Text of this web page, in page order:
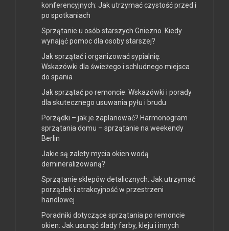
konferencyjnych: Jak utrzymać czystość przed i
po spotkaniach
Sprzątanie u osób starszych Gniezno. Kiedy
wynająć pomoc dla osoby starszej?
Jak sprzątać i organizować sypialnię:
Wskazówki dla świeżego i schludnego miejsca
do spania
Jak sprzątać po remoncie: Wskazówki i porady
dla skutecznego usuwania pyłu i brudu
Porządki – jak je zaplanować? Harmonogram
sprzątania domu – sprzątanie na weekendy
Berlin
Jakie są zalety mycia okien wodą
demineralizowaną?
Sprzątanie sklepów detalicznych: Jak utrzymać
porządek i atrakcyjność w przestrzeni
handlowej
Poradniki dotyczące sprzątania po remoncie
okien: Jak usunąć ślady farby, kleju i innych